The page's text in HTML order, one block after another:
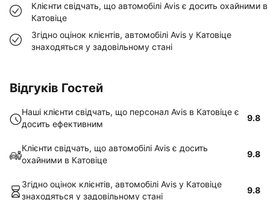
Клієнти свідчать, що автомобілі Avis є досить охайними в
Катовіце
Згідно оцінок клієнтів, автомобілі Avis у Катовіце
знаходяться у задовільному стані
Відгуків Гостей
Наші клієнти свідчать, що персонал Avis в Катовіце є
досить ефективним
9.8
Клієнти свідчать, що автомобілі Avis є досить
охайними в Катовіце
9.8
Згідно оцінок клієнтів, автомобілі Avis у Катовіце
знаходяться у задовільному стані
9.8